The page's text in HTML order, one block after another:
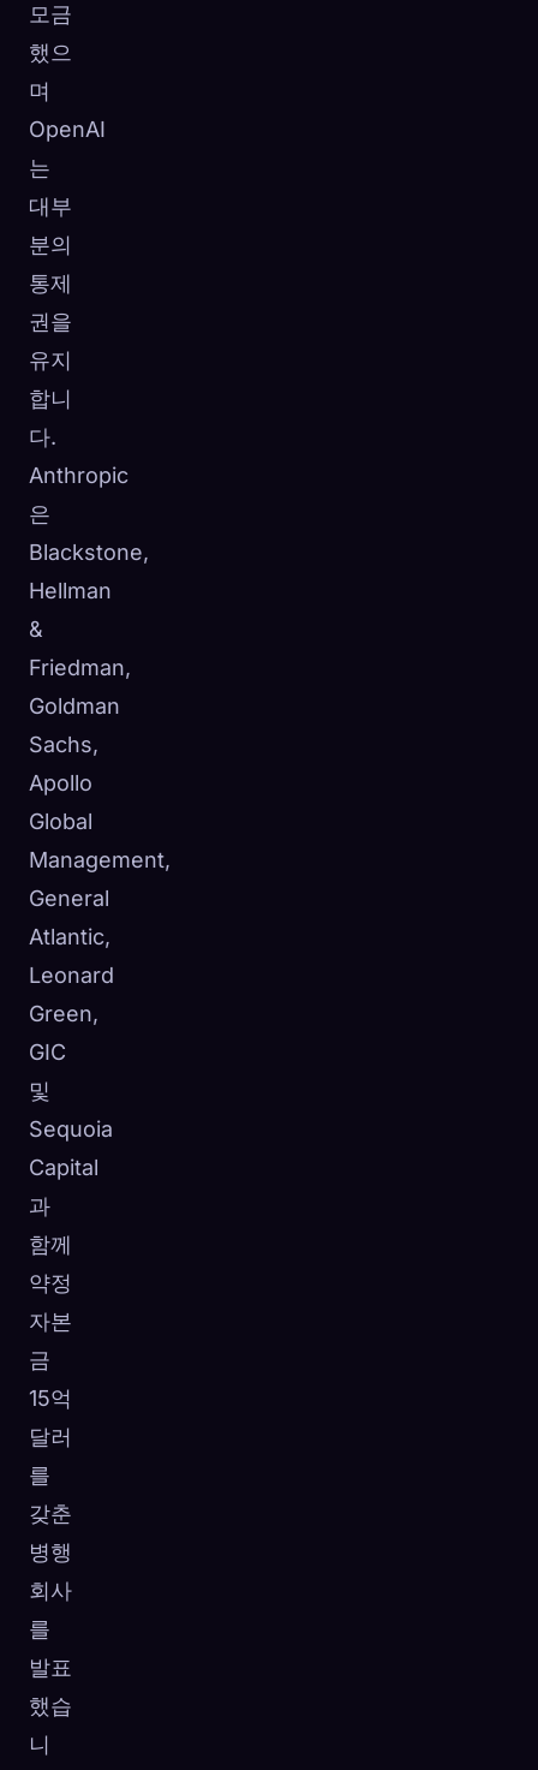
모금
했으
며
OpenAI
는
대부
분의
통제
권을
유지
합니
다.
Anthropic
은
Blackstone,
Hellman
&
Friedman,
Goldman
Sachs,
Apollo
Global
Management,
General
Atlantic,
Leonard
Green,
GIC
및
Sequoia
Capital
과
함께
약정
자본
금
15억
달러
를
갖춘
병행
회사
를
발표
했습
니